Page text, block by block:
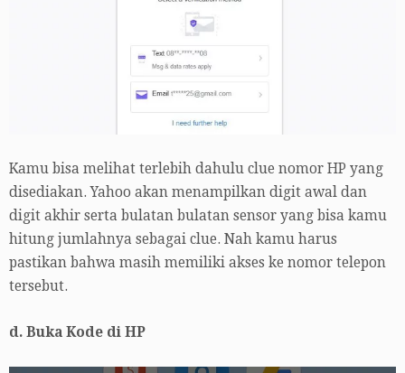
Kamu bisa melihat terlebih dahulu clue nomor HP yang
disediakan. Yahoo akan menampilkan digit awal dan
digit akhir serta bulatan bulatan sensor yang bisa kamu
hitung jumlahnya sebagai clue. Nah kamu harus
pastikan bahwa masih memiliki akses ke nomor telepon
tersebut.
d. Buka Kode di HP